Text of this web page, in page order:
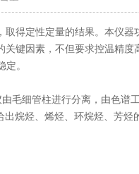
得定性定量的结果。本仪
键因素，不但要求控温精
。
毛细管柱进行分离，由色谱
烷烃、烯烃、环烷烃、芳烃